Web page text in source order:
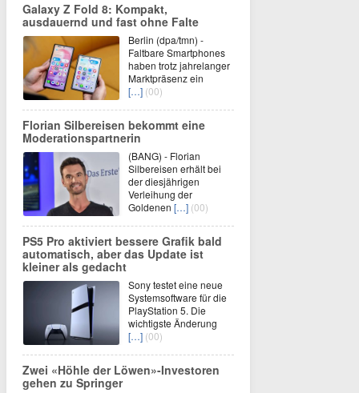
Galaxy Z Fold 8: Kompakt,
ausdauernd und fast ohne Falte
Berlin (dpa/tmn) -
Faltbare Smartphones
haben trotz jahrelanger
Marktpräsenz ein
[…] (00)
Florian Silbereisen bekommt eine
Moderationspartnerin
(BANG) - Florian
Silbereisen erhält bei
der diesjährigen
Verleihung der
Goldenen […] (00)
PS5 Pro aktiviert bessere Grafik bald
automatisch, aber das Update ist
kleiner als gedacht
Sony testet eine neue
Systemsoftware für die
PlayStation 5. Die
wichtigste Änderung
[…] (00)
Zwei «Höhle der Löwen»-Investoren
gehen zu Springer